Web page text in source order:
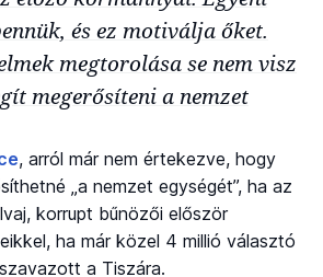
és ez motiválja őket.
megtorolása se nem visz
megerősíteni a nemzet
, arról már nem értekezve, hogy
„a nemzet egységét”, ha az
korrupt bűnözői először
ha már közel 4 millió választó
a Tiszára.